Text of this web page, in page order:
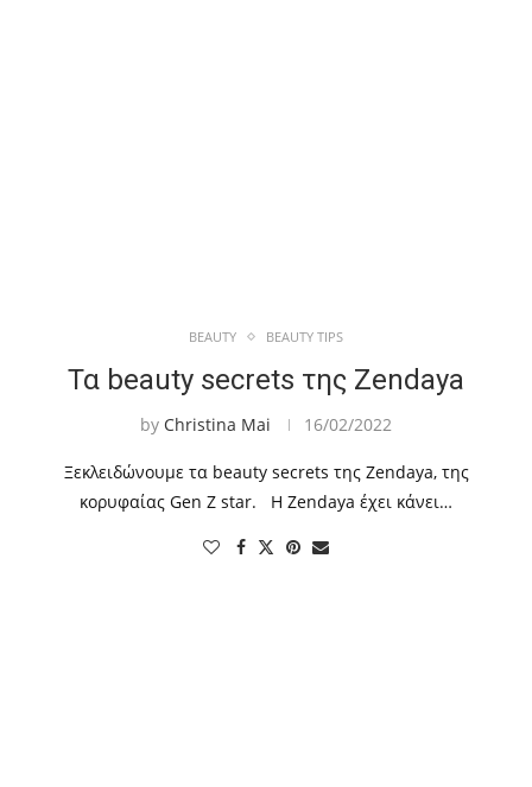
BEAUTY BEAUTY TIPS
Τα beauty secrets της Zendaya
by Christina Mai 16/02/2022
Ξεκλειδώνουμε τα beauty secrets της Zendaya, της
κορυφαίας Gen Z star. Η Zendaya έχει κάνει…